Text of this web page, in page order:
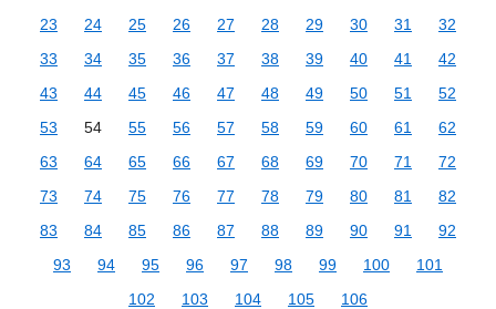
23
24 25 26 27 28 29 30 31
32
33
34 35 36 37 38 39 40 41
42
43
44 45 46 47 48 49 50 51
52
53
54 55 56 57 58 59 60 61
62
63
64 65 66 67 68 69 70 71
72
73
74 75 76 77 78 79 80 81
82
83
84 85 86 87 88 89 90 91
92
93
94 95 96 97 98 99 100
101
102
103 104 105 106